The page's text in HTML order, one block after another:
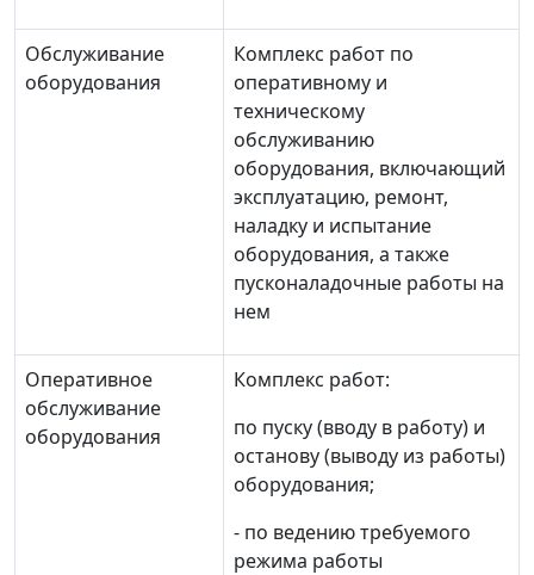
Обслуживание
оборудования
Комплекс работ по
оперативному и
техническому
обслуживанию
оборудования, включающий
эксплуатацию, ремонт,
наладку и испытание
оборудования, а также
пусконаладочные работы на
нем
Оперативное
обслуживание
оборудования
Комплекс работ:
по пуску (вводу в работу) и
останову (выводу из работы)
оборудования;
- по ведению требуемого
режима работы